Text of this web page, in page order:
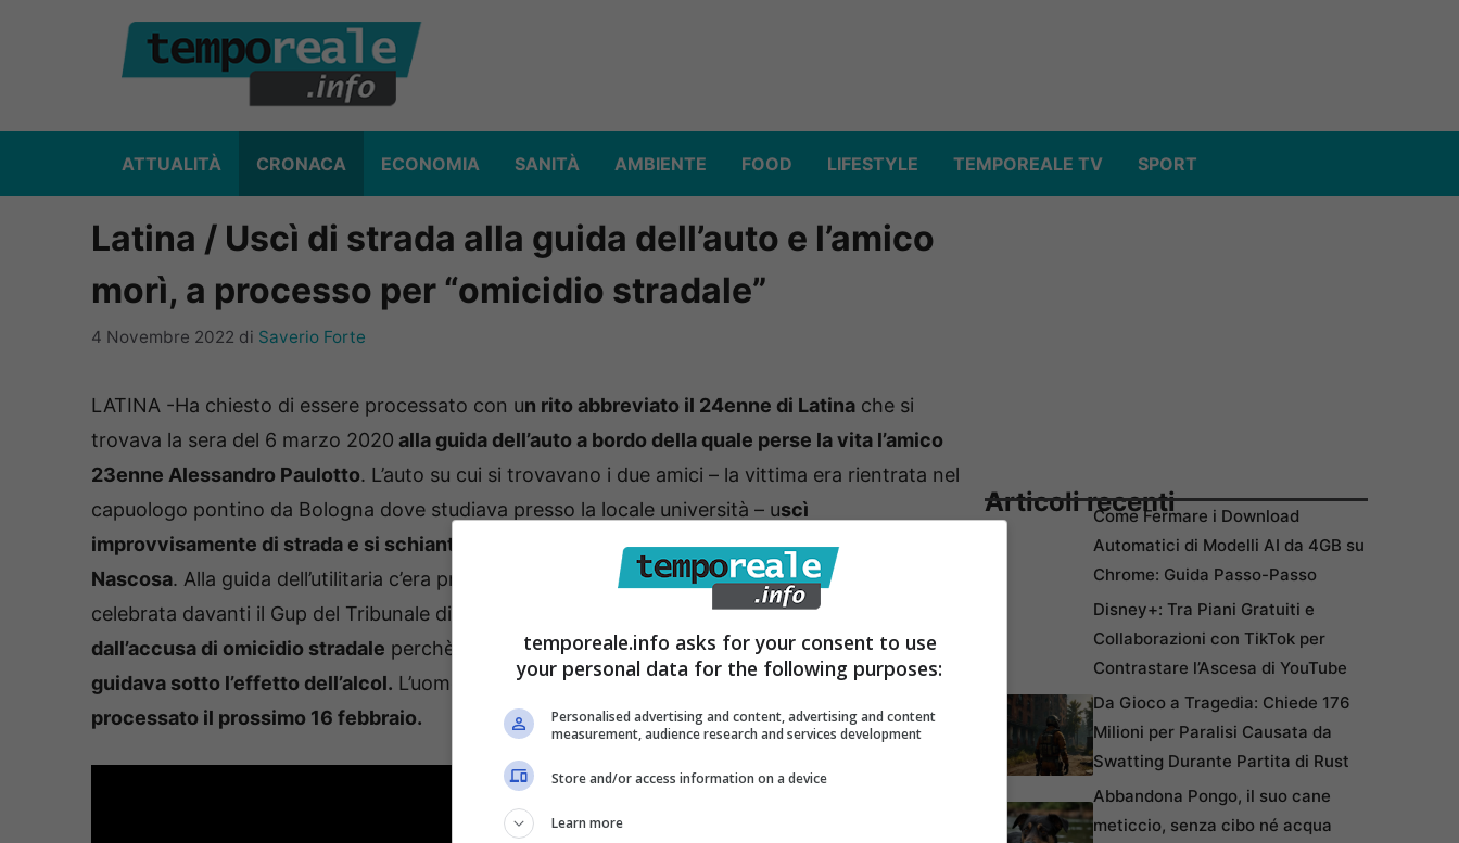
ATTUALITÀ CRONACA ECONOMIA SANITÀ AMBIENTE FOOD LIFESTYLE TEMPOREALE TV SPORT
Latina / Uscì di strada alla guida dell’auto e l’amico
morì, a processo per “omicidio stradale”
4 Novembre 2022 di Saverio Forte
LATINA -Ha chiesto di essere processato con un rito abbreviato il 24enne di Latina che si
trovava la sera del 6 marzo 2020 alla guida dell’auto a bordo della quale perse la vita l’amico
23enne Alessandro Paulotto. L’auto su cui si trovavano i due amici – la vittima era rientrata nel
capuologo pontino da Bologna dove studiava presso la locale università – uscì
improvvisamente di strada e si schiantò contro il muro di cinta di un’abitazione di via
Nascosa. Alla guida dell’utilitaria c’era proprio il 24enne che in occasione dell’udienza preliminare
celebrata davanti il Gup del Tribunale di Latina Mario La Rosa avrebbe dovuto difendersi
dall’accusa di omicidio stradale perchè – secondo gli inquirenti – al momento dello scontro
guidava sotto l’effetto dell’alcol. L’uomo, difeso dall’avvocato Renato Archidiacono, sarà
processato il prossimo 16 febbraio.
Articoli recentiCome Fermare i Download
Automatici di Modelli AI da 4GB su
Chrome: Guida Passo-Passo
Disney+: Tra Piani Gratuiti e
Collaborazioni con TikTok per
Contrastare l’Ascesa di YouTube
Da Gioco a Tragedia: Chiede 176
Milioni per Paralisi Causata da
Swatting Durante Partita di Rust
Abbandona Pongo, il suo cane
meticcio, senza cibo né acqua
temporeale.info asks for your consent to use
your personal data for the following purposes:
Personalised advertising and content, advertising and content
measurement, audience research and services development
Store and/or access information on a device
Learn more